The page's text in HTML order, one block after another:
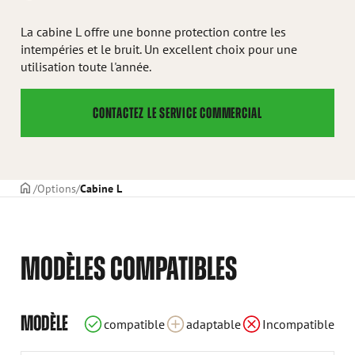
La cabine L offre une bonne protection contre les
intempéries et le bruit. Un excellent choix pour une
utilisation toute l'année.
CONTACTEZ LE SERVICE COMMERCIAL
PAGE DE COUVERTURE
Options Cabine L
MODÈLES COMPATIBLES
MODÈLE compatible adaptable Incompatible
compatiblecompatiblecompatible compatiblecompatiblecompatiblecompatiblecompatiblecompatiblecompatiblecompatiblecompatiblecompatiblecompatiblecompatiblecompatiblecompatiblecompatible